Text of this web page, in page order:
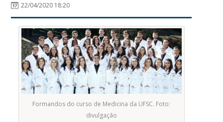
22/04/2020 18:20
Formandos do curso de Medicina da UFSC. Foto:
divulgação